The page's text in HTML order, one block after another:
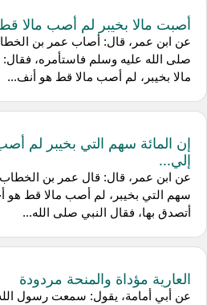
أصبت مالا بخيبر لم أصب مالا
عن ابن عمر، قال: أصاب عمر بن
صلى الله عليه وسلم فاستأمره،
مالا بخيبر، لم أصب مالا قط هو أنف...
إن المائة سهم التي بخيبر لم
إلي...
عن ابن عمر، قال: قال عمر بن الخطاب:
سهم التي بخيبر، لم أصب مالا قط هو
أتصدق بها، فقال النبي صلى الله...
العارية مؤداة والمنحة مردودة
عن أبي أمامة، يقول: سمعت رسول